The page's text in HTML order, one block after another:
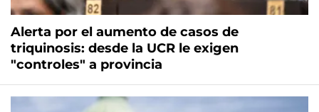
Alerta por el aumento de casos de
triquinosis: desde la UCR le exigen
"controles" a provincia